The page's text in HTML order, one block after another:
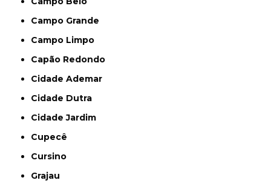
Campo Grande
Campo Limpo
Capão Redondo
Cidade Ademar
Cidade Dutra
Cidade Jardim
Cupecê
Cursino
Grajau